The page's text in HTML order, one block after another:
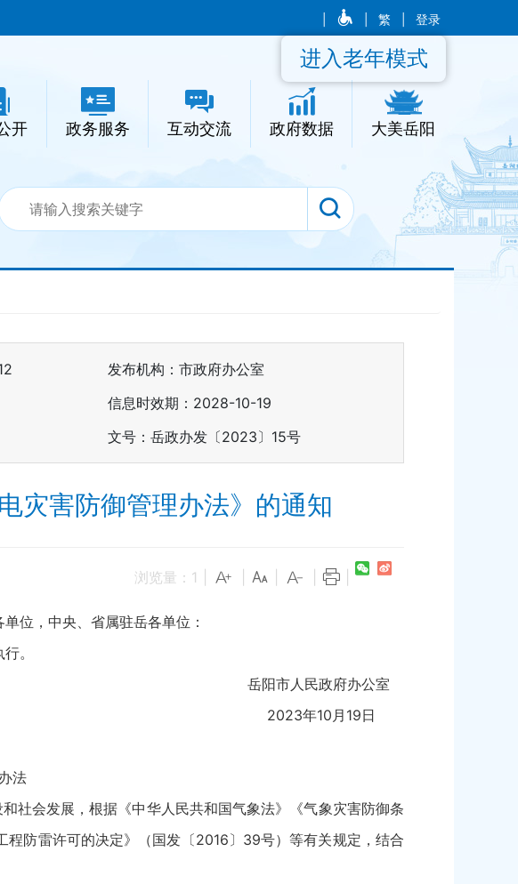
繁 登录
开 政务服务 互动交流 政府数据 大美岳阳
进入老年模式
发布机构：市政府办公室
信息时效期： 2028-10-19
文号：岳政办发〔2023〕15号
灾害防御管理办法》的通知
浏览量： 1
位，中央、省属驻岳各单位：
。
岳阳市人民政府办公室
2023年10月19日
法
会发展，根据《中华人民共和国气象法》《气象灾害防御条
防雷许可的决定》（国发〔2016〕39号）等有关规定，结合